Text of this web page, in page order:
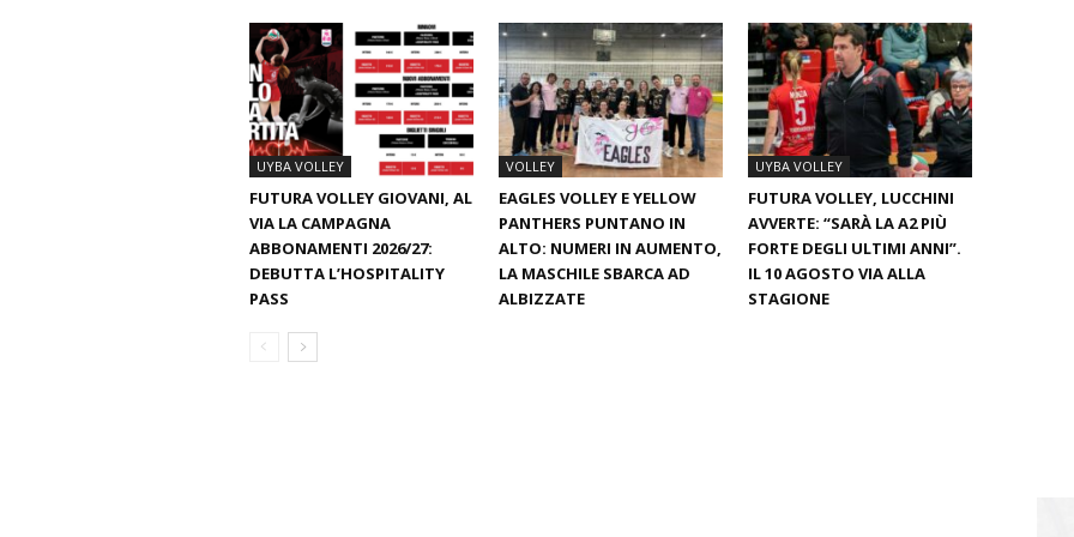
UYBA VOLLEY
FUTURA VOLLEY GIOVANI, AL
VIA LA CAMPAGNA
ABBONAMENTI 2026/27:
DEBUTTA L’HOSPITALITY
PASS
VOLLEY
EAGLES VOLLEY E YELLOW
PANTHERS PUNTANO IN
ALTO: NUMERI IN AUMENTO,
LA MASCHILE SBARCA AD
ALBIZZATE
UYBA VOLLEY
FUTURA VOLLEY, LUCCHINI
AVVERTE: “SARÀ LA A2 PIÙ
FORTE DEGLI ULTIMI ANNI”.
IL 10 AGOSTO VIA ALLA
STAGIONE